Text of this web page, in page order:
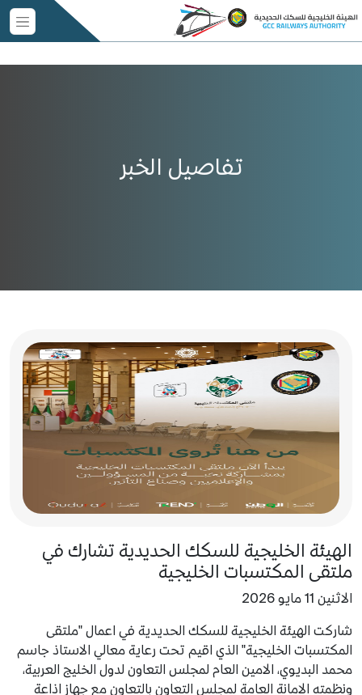
تفاصيل الخبر
الهيئة الخليجية للسكك الحديدية تشارك في
ملتقى المكتسبات الخليجية
الاثنين 11 مايو 2026
شاركت الهيئة الخليجية للسكك الحديدية في اعمال "ملتقى
المكتسبات الخليجية" الذي اقيم تحت رعاية معالي الاستاذ جاسم
محمد البديوي، الامين العام لمجلس التعاون لدول الخليج العربية،
ونظمته الامانة العامة لمجلس التعاون بالتعاون مع جهاز اذاعة